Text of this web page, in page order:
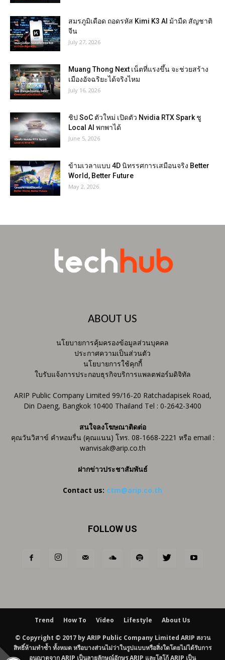
สมรภูมิเดือด ถอดรหัส Kimi K3 AI ม้ามืด สัญชาติ
จีน
July 27, 2026
Muang Thong Next เน็ตที่แรงขึ้น จะช่วยสร้าง
เมืองอัจฉริยะได้จริงไหม
July 16, 2026
ชิป SoC ตัวใหม่ เปิดตัว Nvidia RTX Spark ชู
Local AI พกพาได้
June 5, 2026
ข้ามเวลาแบบ 4D นิทรรศการเสมือนจริง Better
World, Better Future
May 2, 2026
ABOUT US
นโยบายการคุ้มครองข้อมูลส่วนบุคคล
ประกาศความเป็นส่วนตัว
นโยบายการใช้คุกกี้
ใบรับแจ้งการประกอบธุรกิจบริการแพลตฟอร์มดิจิทัล
ARIP Public Company Limited 99/16-20 Ratchadapisek Road,
Din Daeng, Bangkok 10400 Thailand Tel : 0-2642-3400
สนใจลงโฆษณาติดต่อ
คุณวันวิสาข์ คำหอมรื่น (คุณแนน) โทร. 08-1668-2221 หรือ email :
wanvisak@arip.co.th
ฝากข่าวประชาสัมพันธ์
Contact us: ctm@arip.co.th
FOLLOW US
Trend How To Video Lifestyle About Us
© Copyright © 2017 by ARIP Public Company Limited ARIP สงวน
สิทธิ์ห้ามทำซ้ำ ทั้งหมด หรือบางส่วนไม่ว่าในรูปแบบหรือสิ่งใดโดยไม่ได้รับการ
อนุญาตจาก ARIP เป็นลายลักษณ์อักษร ARIP และโลโก้ ARIP เป็น